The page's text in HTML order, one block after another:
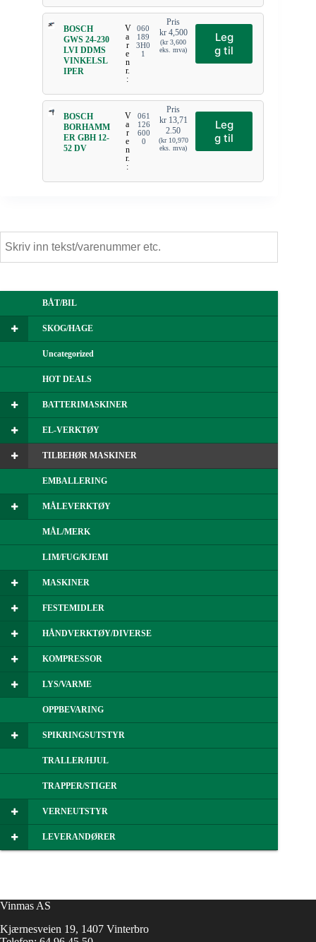
BOSCH
GWS 24-230
LVI DDMS
VINKELSL
IPER
V
a
r
e
n
r.
:
060
189
3H0
1
Pris
kr4,500
(kr3,600
eks. mva)
Leg
g til
BOSCH
BORHAMM
ER GBH 12-
52 DV
V
a
r
e
n
r.
:
061
126
600
0
Pris
kr13,71
2.50
(kr10,970
eks. mva)
Leg
g til
BÅT/BIL
SKOG/HAGE
Uncategorized
HOT DEALS
BATTERIMASKINER
EL-VERKTØY
TILBEHØR MASKINER
EMBALLERING
MÅLEVERKTØY
MÅL/MERK
LIM/FUG/KJEMI
MASKINER
FESTEMIDLER
HÅNDVERKTØY/DIVERSE
KOMPRESSOR
LYS/VARME
OPPBEVARING
SPIKRINGSUTSTYR
TRALLER/HJUL
TRAPPER/STIGER
VERNEUTSTYR
LEVERANDØRER
Vinmas AS
Kjærnesveien 19, 1407 Vinterbro